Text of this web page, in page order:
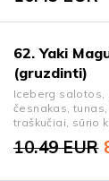
62. Yaki
(gruzdinti)
Iceberg salotos,
česnakas,
traškučiai, sūrio
10.49EUR
Original
Current